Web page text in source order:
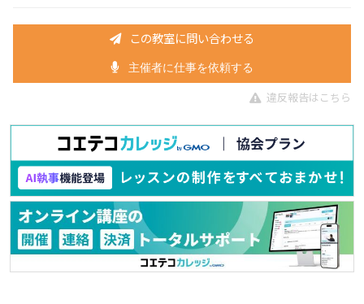
この教室に問い合わせる
主催者に仕事を依頼する
違反報告はこちら